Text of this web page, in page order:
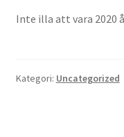
Inte illa att vara 2020
Kategori: Uncategorized